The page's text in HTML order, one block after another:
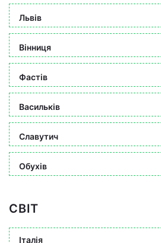
Львів
Вінниця
Фастів
Васильків
Славутич
Обухів
СВІТ
Італія